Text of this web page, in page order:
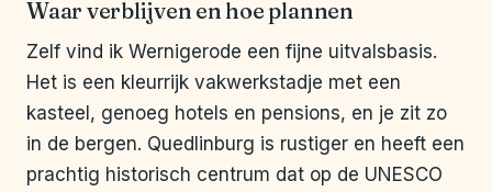
Waar verblijven en hoe plannen
Zelf vind ik Wernigerode een fijne uitvalsbasis.
Het is een kleurrijk vakwerkstadje met een
kasteel, genoeg hotels en pensions, en je zit zo
in de bergen. Quedlinburg is rustiger en heeft een
prachtig historisch centrum dat op de UNESCO